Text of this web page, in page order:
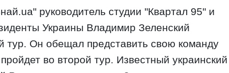
руководитель студии "Квартал 95" и
Украины Владимир Зеленский
тур. Он обещал представить свою команду
пройдет во второй тур. Известный украинский